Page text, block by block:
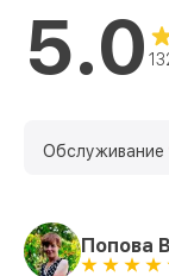
5.0
Обслуживание
Попова